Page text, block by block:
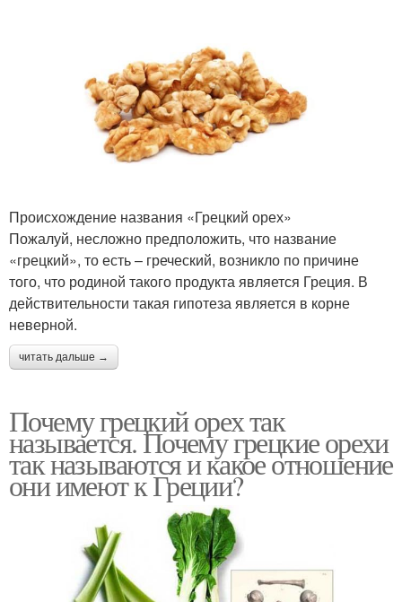
Происхождение названия «Грецкий орех»
Пожалуй, несложно предположить, что название
«грецкий», то есть – греческий, возникло по причине
того, что родиной такого продукта является Греция. В
действительности такая гипотеза является в корне
неверной.
читать дальше →
Почему грецкий орех так
называется. Почему грецкие орехи
так называются и какое отношение
они имеют к Греции?